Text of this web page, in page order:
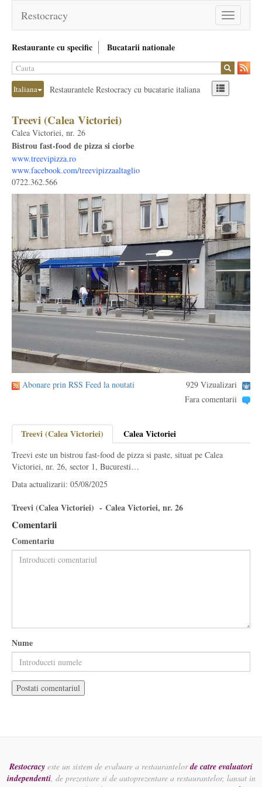
Toggle
navigation
Restocracy
Restaurante cu specific Bucatarii nationale
Italiana Restaurantele Restocracy cu bucatarie italiana
Treevi (Calea Victoriei)
Calea Victoriei, nr. 26
Bistrou fast-food de pizza si ciorbe
www.treevipizza.ro
www.facebook.com/treevipizzaaltaglio
0722.362.566
Abonare prin RSS Feed la noutati
929 Vizualizari
Fara comentarii
Treevi (Calea Victoriei) Calea Victoriei
Treevi este un bistrou fast-food de pizza si paste, situat pe Calea
Victoriei, nr. 26, sector 1, Bucuresti…
Data actualizarii: 05/08/2025
Treevi (Calea Victoriei) - Calea Victoriei, nr. 26
Comentarii
Comentariu
Nume
Restocracy este un sistem de evaluare a restaurantelorde catre evaluatori
independenti, de prezentare si de autoprezentare a restaurantelor, lansat in